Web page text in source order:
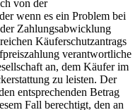
von der
wenn es ein Problem bei
Zahlungsabwicklung
Käuferschutzantrags
verantwortliche
an, dem Käufer im
zu leisten. Der
entsprechenden Betrag
Fall berechtigt, den an